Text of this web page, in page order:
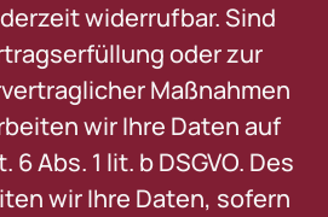
widerrufbar. Sind
oder zur
Maßnahmen
wir Ihre Daten auf
Abs. 1 lit. b DSGVO. Des
wir Ihre Daten, sofern